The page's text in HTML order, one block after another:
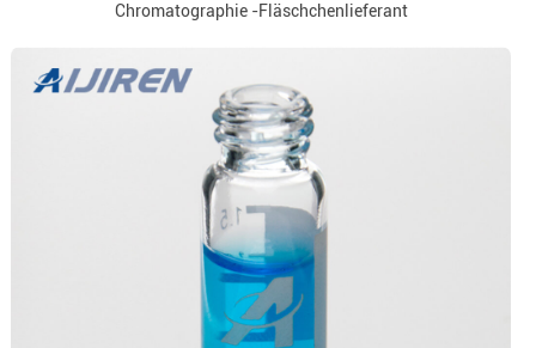
Chromatographie -Fläschchenlieferant